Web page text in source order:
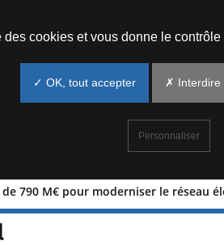
790 M€ pour moderniser le réseau
prêt de 790 M€
des cookies et vous donne le
✓ OK, tout accepter ✗ Interdire
Personnaliser